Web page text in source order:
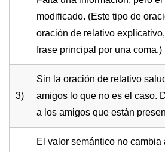
modificado. (Este tipo de
oración de relativo
frase principal por una coma.)
3)
Sin la oración de relativo
amigos lo que no es el caso.
a los amigos que están
El valor semántico no cambia